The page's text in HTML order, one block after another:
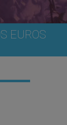
EUROS